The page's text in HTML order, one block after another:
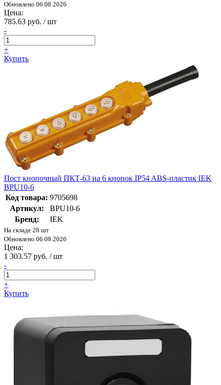
Обновлено 06.08.2026
Цена:
785.63 руб. / шт
-
+
Купить
Пост кнопочный ПКТ-63 на 6 кнопок IP54 ABS-пластик IEK
BPU10-6
Код товара: 9705698
Артикул:
BPU10-6
Бренд:
IEK
На складе 28 шт
Обновлено 06.08.2026
Цена:
1 303.57 руб. / шт
-
+
Купить